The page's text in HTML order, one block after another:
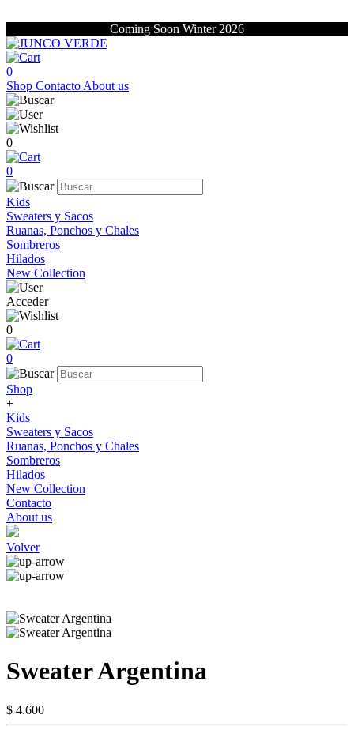
Coming Soon Winter 2026
0
Shop Contacto About us
0
0
Kids
Sweaters y Sacos
Ruanas, Ponchos y Chales
Sombreros
Hilados
New Collection
Acceder
0
0
Shop
+
Kids
Sweaters y Sacos
Ruanas, Ponchos y Chales
Sombreros
Hilados
New Collection
Contacto
About us
Volver
Sweater Argentina
$ 4.600